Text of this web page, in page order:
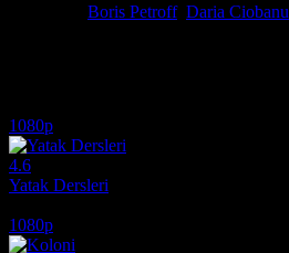
Boris Petroff, Daria Ciobanu
1080p
4.6
Yatak Dersleri
1080p